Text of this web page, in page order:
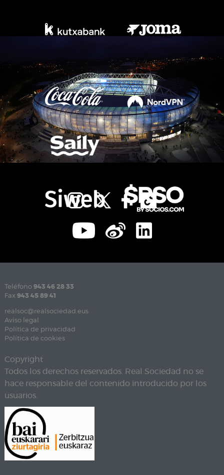
Teléfono 943 46 28 33
Fax 943 45 89 41
realsoc@realsociedad.eus
Aviso legal
Política de privacidad
Política de cookies
Copyright
Todos los derechos reservados. Real Sociedad no se
hace responsable del contenido introducido por los
usuarios.